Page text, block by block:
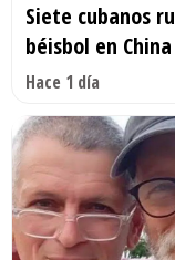
Siete cubanos
béisbol en China
Hace 1 día